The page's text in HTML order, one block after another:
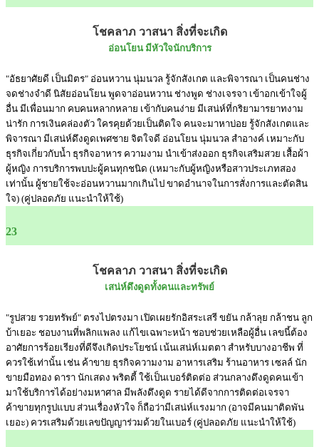
โชคลาภ วาสนา สิ่งที่จะเกิด
อ่อนโยน มีหัวใจนักบริการ
"อัธยาศัยดี เป็นมิตร" อ่อนหวาน นุ่มนวล รู้จักสังเกต และพิจารณา เป็นคนช่าง
จดช่างจำดี นิสัยอ่อนโยน พูดจาอ่อนหวาน ช่างพูด ช่างเจรจา เข้าอกเข้าใจผู้
อื่น มีเพื่อนมาก คบคนหลากหลาย เข้ากับคนง่าย มีเสน่ห์ที่กริยามารยาทงาม
น่ารัก การเงินคล่องตัว ใครคุยด้วยเป็นติดใจ คนจะมาหาบ่อย รู้จักสังเกตและ
พิจารณา มีเสน่ห์ดึงดูดเพศชาย จิตใจดี อ่อนโยน นุ่มนวล สำอางค์ เหมาะกับ
ธุรกิจเกี่ยวกับน้ำ ธุรกิจอาหาร ความงาม นำเข้าส่งออก ธุรกิจเสริมสวย เสื้อผ้า
ผู้หญิง การบริการพบปะผู้คนทุกชนิด (เหมาะกับผู้หญิงหรือสาวประเภทสอง
เท่านั้น ผู้ชายใช้จะอ่อนหวานมากเกินไป ขาดอำนาจในการสั่งการและตัดสิน
ใจ) (คู่ปลอดภัย แนะนำให้ใช้)
23
โชคลาภ วาสนา สิ่งที่จะเกิด
เสน่ห์ดึงดูดทั้งคนและทรัพย์
"รูปสวย รวยทรัพย์" ตรงไปตรงมา เปิดเผยรักอิสระเสรี ขยัน กล้าลุย กล้าชน ลูก
บ้าเยอะ ชอบงานที่พลิกแพลง แก้ไขเฉพาะหน้า ชอบช่วยเหลือผู้อื่น เลขนี้ต้อง
อาศัยการร้อยเรียงที่ดีจึงเกิดประโยชน์ เน้นเสน่ห์เมตตา สำหรับบางอาชีพ ที่
ควรใช้เท่านั้น เช่น ค้าขาย ธุรกิจความงาม อาหารเสริม ร้านอาหาร เซลล์ นัก
ขายมือทอง ดารา นักเสดง พริตตี้ ใช้เป็นเบอร์ติดต่อ ส่วนกลางดึงดูดคนเข้า
มาใช้บริการได้อย่างมหาศาล มีพลังดึงดูด รายได้ดีจากการติดต่อเจรจา
ค้าขายทุกรูปแบบ ส่วนเรื่องหัวใจ ก็ถือว่ามีเสน่ห์แรงมาก (อาจมีคนมาติดพัน
เยอะ) ควรเสริมด้วยเลขปัญญาร่วมด้วยในเบอร์ (คู่ปลอดภัย แนะนำให้ใช้)